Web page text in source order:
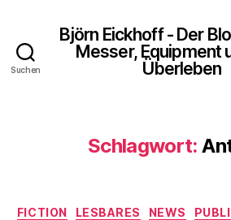
Suchen
Björn Eickhoff - Der
Messer, Equipment
Überleben
Schlagwort:
FICTION LESBARES NEWS